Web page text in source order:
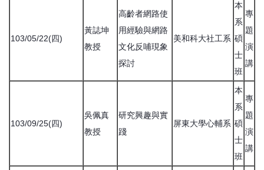
103/05/22(四)
黃誌坤
教授
高齡者網路使
用經驗與網路
文化反哺現象
探討
美和科大社工系
本
系
碩
士
班
專
題
演
講
103/09/25(四)
吳佩真
教授
研究興趣與實
踐
屏東大學心輔系
本
系
碩
士
班
專
題
演
講